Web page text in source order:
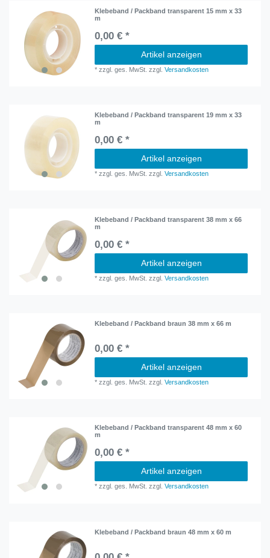
Klebeband / Packband transparent 15 mm x 33
m
0,00 € *
Artikel anzeigen
*zzgl. ges. MwSt. zzgl.Versandkosten
Klebeband / Packband transparent 19 mm x 33
m
0,00 € *
Artikel anzeigen
*zzgl. ges. MwSt. zzgl.Versandkosten
Klebeband / Packband transparent 38 mm x 66
m
0,00 € *
Artikel anzeigen
*zzgl. ges. MwSt. zzgl.Versandkosten
Klebeband / Packband braun 38 mm x 66 m
0,00 € *
Artikel anzeigen
*zzgl. ges. MwSt. zzgl.Versandkosten
Klebeband / Packband transparent 48 mm x 60
m
0,00 € *
Artikel anzeigen
*zzgl. ges. MwSt. zzgl.Versandkosten
Klebeband / Packband braun 48 mm x 60 m